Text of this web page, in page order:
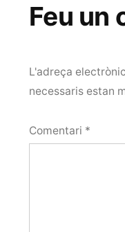
Feu un
L'adreça
necessaris estan
Comentari *